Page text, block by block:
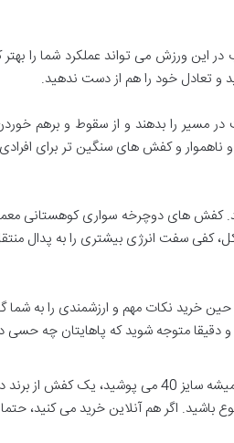
ورزش می تواند عملکرد شما را
و تعادل خود را هم از دست ندهید.
را بدهند و از سقوط و برهم
و کفش های سنگین تر برای
کفش های دوچرخه سواری کوهستانی
کفی سفت انرژی بیشتری را به پدال
خرید نکات مهم و ارزشمندی را به شما
و دقیقا متوجه شوید که پاهایتان چه
سایز خود را حدس نزنید! کفش ها از برندهای مختلف قالب بندی های متفاوتی دارند و
باشید. اگر هم آنلاین خرید می کنید،